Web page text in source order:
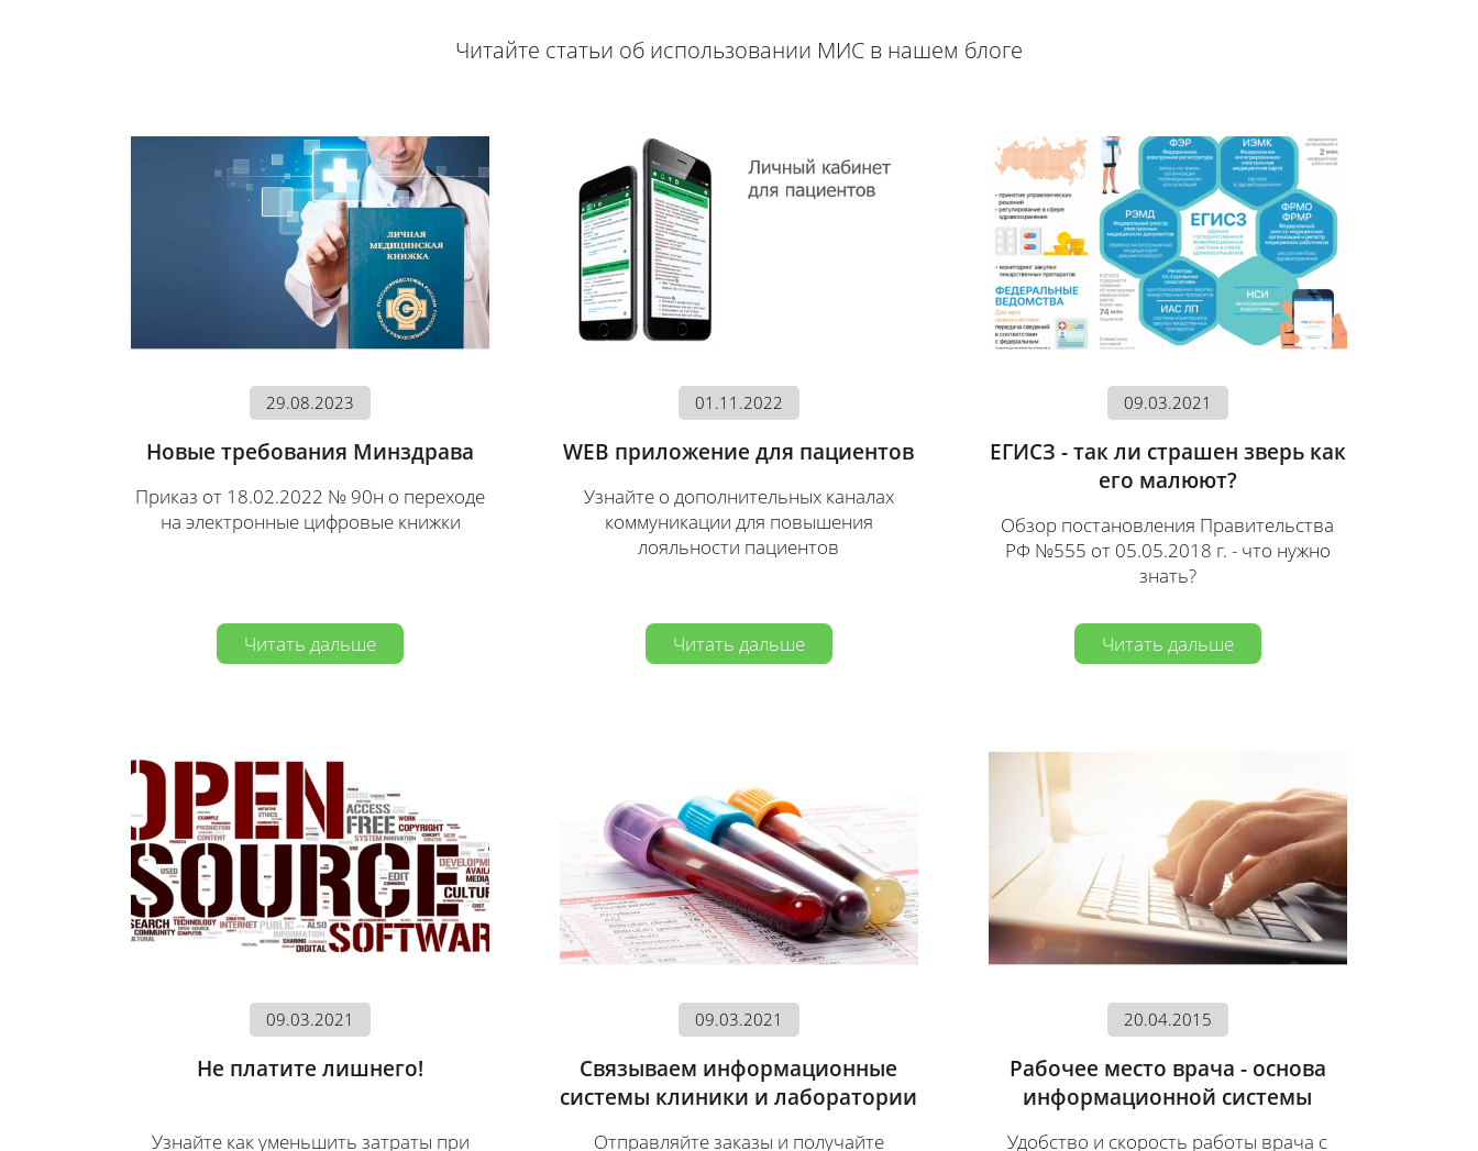
Читайте статьи об использовании МИС в нашем блоге
29.08.2023
Новые требования Минздрава
Приказ от 18.02.2022 № 90н о переходе
на электронные цифровые книжки
Читать дальше
01.11.2022
WEB приложение для пациентов
Узнайте о дополнительных каналах
коммуникации для повышения
лояльности пациентов
Читать дальше
09.03.2021
ЕГИСЗ - так ли страшен зверь как
его малюют?
Обзор постановления Правительства
РФ №555 от 05.05.2018 г. - что нужно
знать?
Читать дальше
09.03.2021
Не платите лишнего!
Узнайте как уменьшить затраты при
09.03.2021
Связываем информационные
системы клиники и лаборатории
Отправляйте заказы и получайте
20.04.2015
Рабочее место врача - основа
информационной системы
Удобство и скорость работы врача с